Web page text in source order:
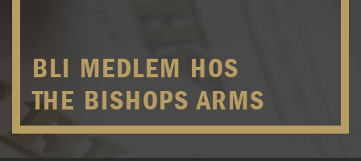
BLI MEDLEM HOS
THE BISHOPS ARMS